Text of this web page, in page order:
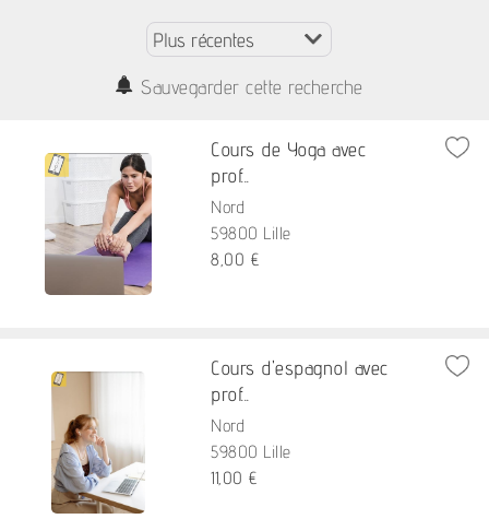
Sauvegarder cette recherche
Cours de Yoga avec
prof...
Nord
59800 Lille
8,00 €
Cours d'espagnol avec
prof...
Nord
59800 Lille
11,00 €